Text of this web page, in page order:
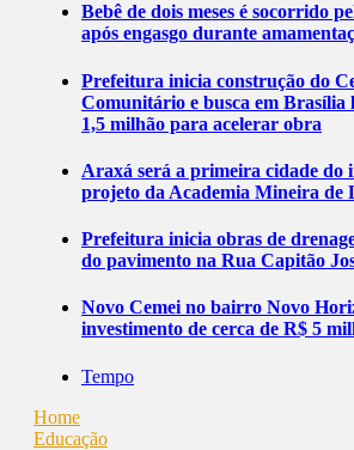
Bebê de dois meses é socorrido
após engasgo durante
Prefeitura inicia construção do
Comunitário e busca em Brasília
1,5 milhão para acelerar obra
Araxá será a primeira cidade do
projeto da Academia Mineira de
Prefeitura inicia obras de
do pavimento na Rua Capitão
Novo Cemei no bairro Novo
investimento de cerca de R$ 5
Tempo
Home
Educação